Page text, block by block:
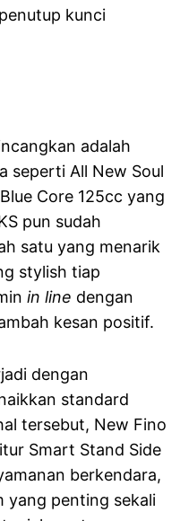
kunci
adalah
seperti All New Soul
Core 125cc yang
pun sudah
satu yang menarik
stylish tiap
in line dengan
kesan positif.
dengan
standard
tersebut, New Fino
Smart Stand Side
berkendara,
yang penting sekali